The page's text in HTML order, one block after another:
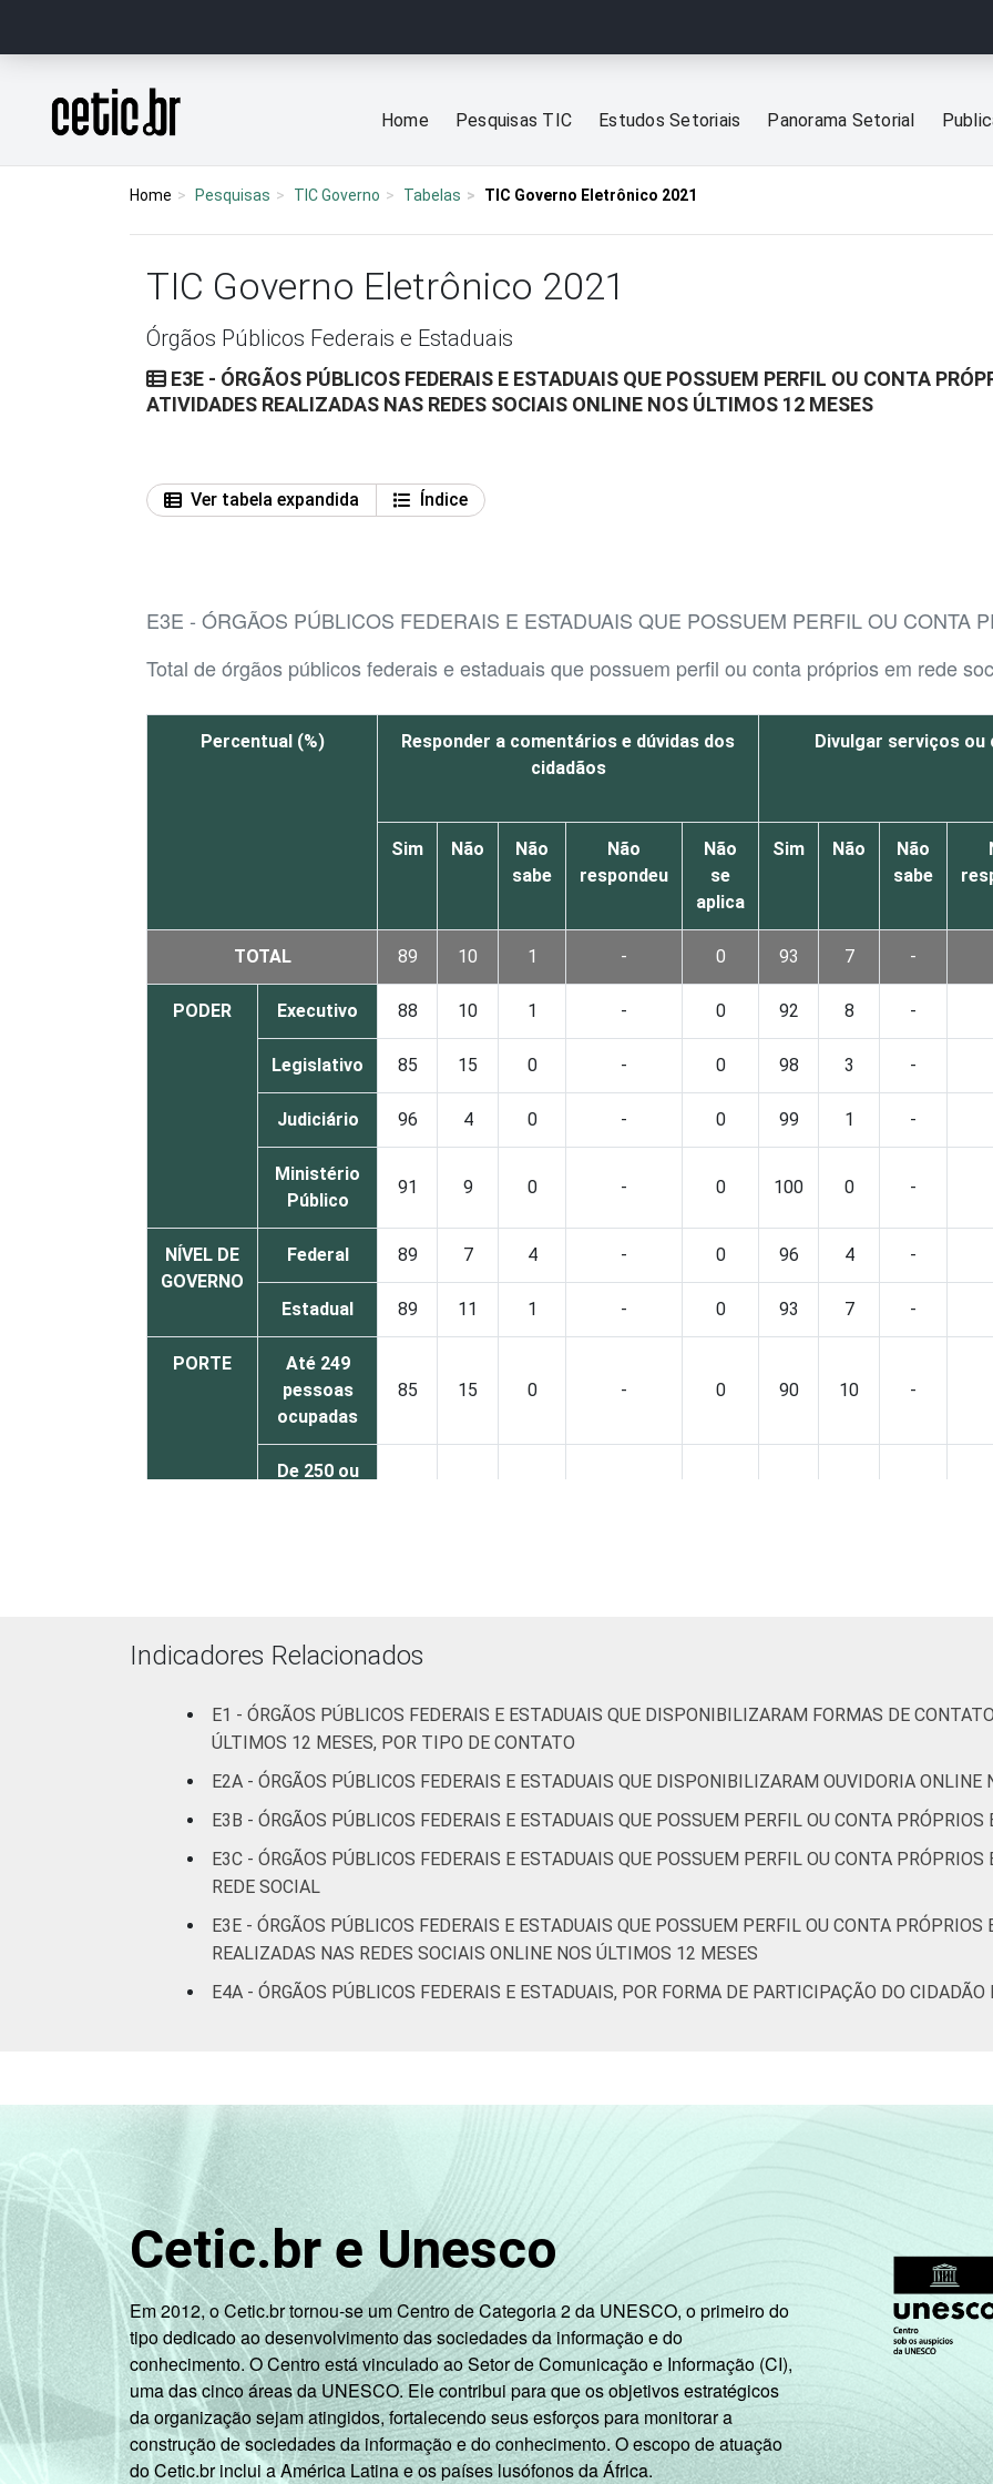
Página inicial
Home Pesquisas TIC Estudos Setoriais Panorama Setorial
Home Pesquisas TIC Governo Tabelas TIC Governo Eletrônico 2021
TIC Governo Eletrônico 2021
Órgãos Públicos Federais e Estaduais
E3E - ÓRGÃOS PÚBLICOS FEDERAIS E ESTADUAIS QUE POSSUEM PERFIL OU CONTA
ATIVIDADES REALIZADAS NAS REDES SOCIAIS ONLINE NOS ÚLTIMOS 12 MESES
Ver tabela expandida
Índice
E3E - ÓRGÃOS PÚBLICOS FEDERAIS E ESTADUAIS QUE POSSUEM PERFIL OU
Total de órgãos públicos federais e estaduais que possuem perfil ou conta próprios em rede
Percentual (%)
Responder a comentários e dúvidas dos
cidadãos
Divulgar serviços ou
Sim Não
Não
sabe
Não
respondeu
Não
se
aplica
Sim Não
Não
sabe
TOTAL 89 10 1 - 0 93 7 -
PODER Executivo 88 10 1 - 0 92 8 -
Legislativo 85 15 0 - 0 98 3 -
Judiciário 96 4 0 - 0 99 1 -
Ministério
Público
91 9 0 - 0 100 0 -
NÍVEL DE
GOVERNO
Federal 89 7 4 - 0 96 4 -
Estadual 89 11 1 - 0 93 7 -
PORTE
Até 249
pessoas
ocupadas
85 15 0 - 0 90 10 -
De 250 ou
tecnologias de informação e comunicação no setor público brasileiro – TIC Governo Eletrônico 2021.
Indicadores Relacionados
E1 - ÓRGÃOS PÚBLICOS FEDERAIS E ESTADUAIS QUE DISPONIBILIZARAM FORMAS DE
ÚLTIMOS 12 MESES, POR TIPO DE CONTATO
E2A - ÓRGÃOS PÚBLICOS FEDERAIS E ESTADUAIS QUE DISPONIBILIZARAM OUVIDORIA ONLINE
E3B - ÓRGÃOS PÚBLICOS FEDERAIS E ESTADUAIS QUE POSSUEM PERFIL OU CONTA
E3C - ÓRGÃOS PÚBLICOS FEDERAIS E ESTADUAIS QUE POSSUEM PERFIL OU CONTA
REDE SOCIAL
E3E - ÓRGÃOS PÚBLICOS FEDERAIS E ESTADUAIS QUE POSSUEM PERFIL OU CONTA
REALIZADAS NAS REDES SOCIAIS ONLINE NOS ÚLTIMOS 12 MESES
E4A - ÓRGÃOS PÚBLICOS FEDERAIS E ESTADUAIS, POR FORMA DE PARTICIPAÇÃO DO
Cetic.br e Unesco
Em 2012, o Cetic.br tornou-se um Centro de Categoria 2 da UNESCO, o primeiro do
tipo dedicado ao desenvolvimento das sociedades da informação e do
conhecimento. O Centro está vinculado ao Setor de Comunicação e Informação (CI),
uma das cinco áreas da UNESCO. Ele contribui para que os objetivos estratégicos
da organização sejam atingidos, fortalecendo seus esforços para monitorar a
construção de sociedades da informação e do conhecimento. O escopo de atuação
do Cetic.br inclui a América Latina e os países lusófonos da África.